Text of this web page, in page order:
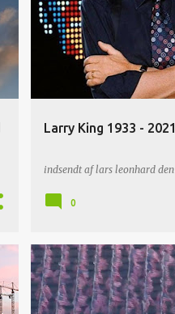
Larry King 1933 - 2021
indsendt aflars leonhard den
0